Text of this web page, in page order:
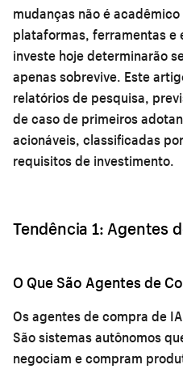
mudanças não é
plataformas, ferramentas e
investe hoje determinarão
apenas sobrevive. Este
relatórios de pesquisa,
de caso de primeiros
acionáveis, classificadas
requisitos de investimento.
Tendência 1: Agentes
O Que São Agentes de
Os agentes de compra de
São sistemas autônomos
negociam e compram